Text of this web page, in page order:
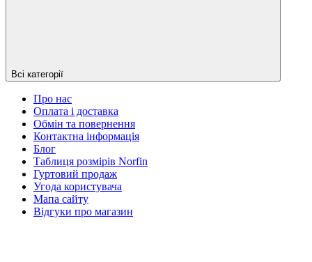
Всі категорії
Про нас
Оплата і доставка
Обмін та повернення
Контактна інформація
Блог
Таблиця розмірів Norfin
Гуртовий продаж
Угода користувача
Мапа сайту
Відгуки про магазин